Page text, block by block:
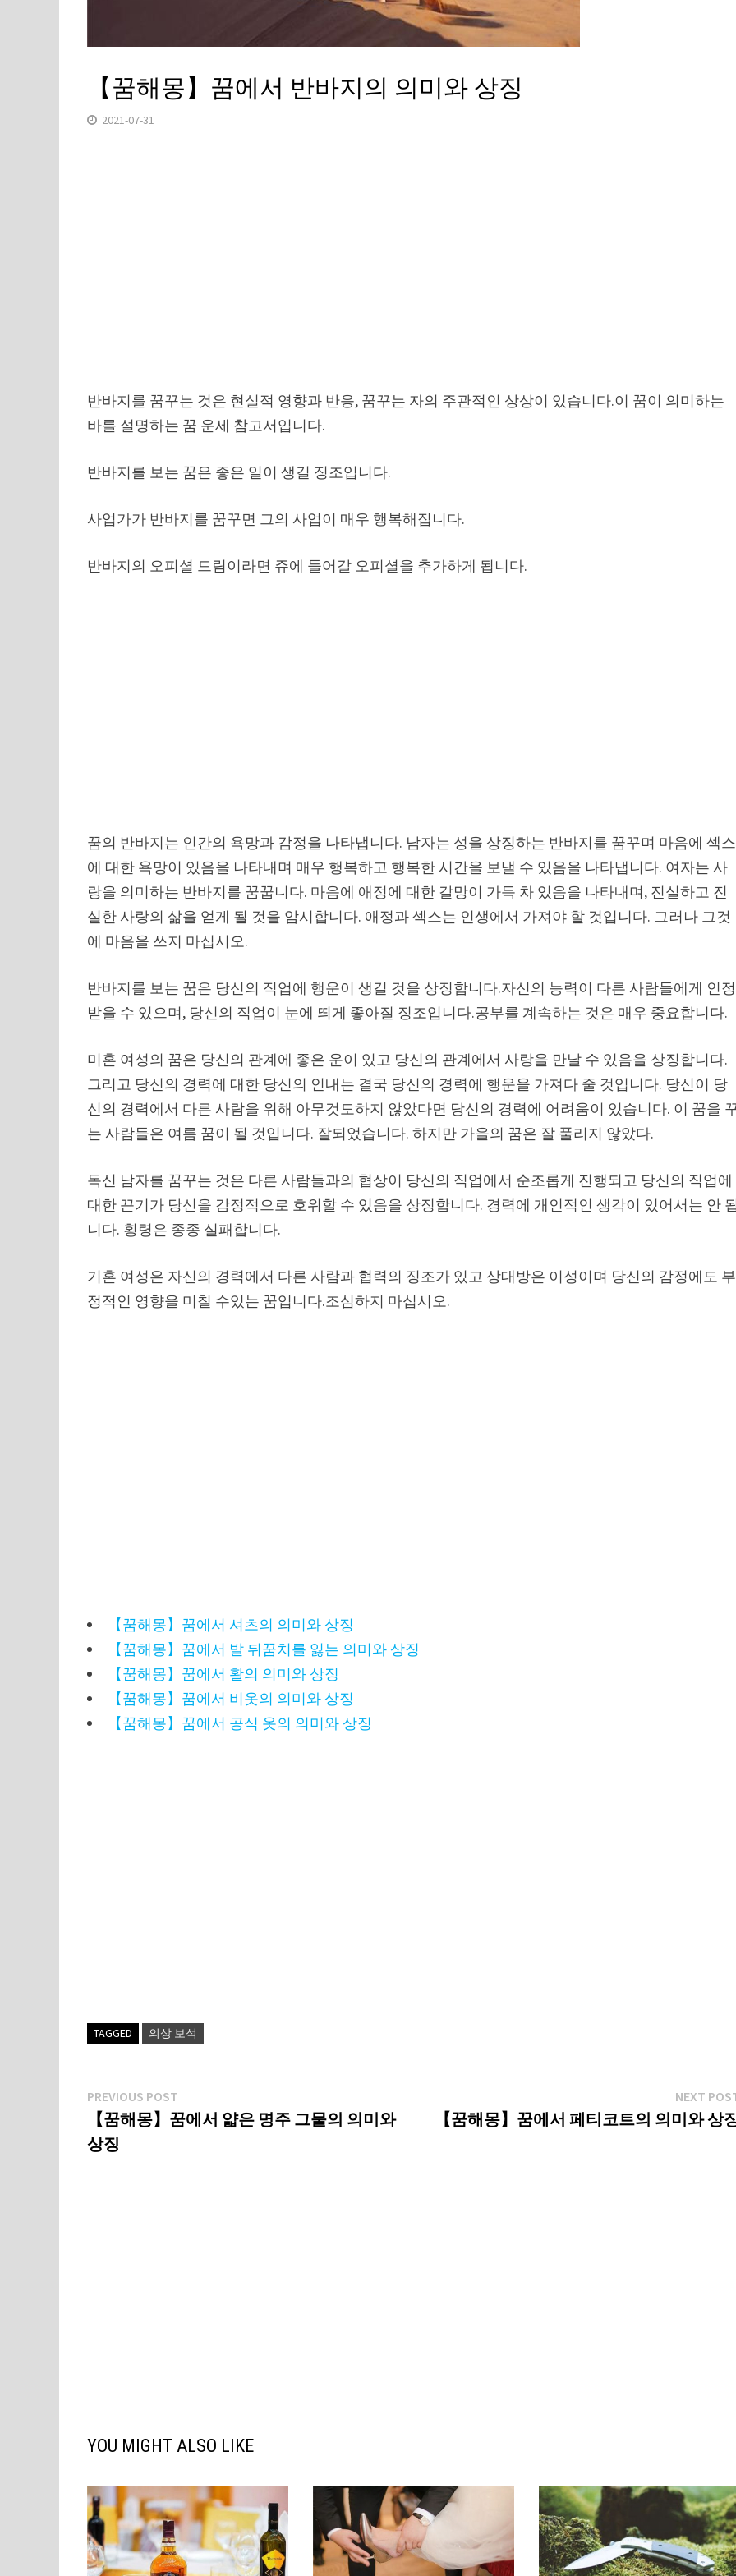
【꿈해몽】꿈에서 반바지의 의미와 상징
2021-07-31
반바지를 꿈꾸는 것은 현실적 영향과 반응, 꿈꾸는 자의 주관적인 상상이 있습니다.이 꿈이 의미하는
바를 설명하는 꿈 운세 참고서입니다.
반바지를 보는 꿈은 좋은 일이 생길 징조입니다.
사업가가 반바지를 꿈꾸면 그의 사업이 매우 행복해집니다.
반바지의 오피셜 드림이라면 쥬에 들어갈 오피셜을 추가하게 됩니다.
꿈의 반바지는 인간의 욕망과 감정을 나타냅니다. 남자는 성을 상징하는 반바지를 꿈꾸며 마음에 섹스
에 대한 욕망이 있음을 나타내며 매우 행복하고 행복한 시간을 보낼 수 있음을 나타냅니다. 여자는 사
랑을 의미하는 반바지를 꿈꿉니다. 마음에 애정에 대한 갈망이 가득 차 있음을 나타내며, 진실하고 진
실한 사랑의 삶을 얻게 될 것을 암시합니다. 애정과 섹스는 인생에서 가져야 할 것입니다. 그러나 그것
에 마음을 쓰지 마십시오.
반바지를 보는 꿈은 당신의 직업에 행운이 생길 것을 상징합니다.자신의 능력이 다른 사람들에게 인정
받을 수 있으며, 당신의 직업이 눈에 띄게 좋아질 징조입니다.공부를 계속하는 것은 매우 중요합니다.
미혼 여성의 꿈은 당신의 관계에 좋은 운이 있고 당신의 관계에서 사랑을 만날 수 있음을 상징합니다.
그리고 당신의 경력에 ​​대한 당신의 인내는 결국 당신의 경력에 ​​행운을 가져다 줄 것입니다. 당신이 당
신의 경력에서 다른 사람을 위해 아무것도하지 않았다면 당신의 경력에 ​​어려움이 있습니다. 이 꿈을
는 사람들은 여름 꿈이 될 것입니다. 잘되었습니다. 하지만 가을의 꿈은 잘 풀리지 않았다.
독신 남자를 꿈꾸는 것은 다른 사람들과의 협상이 당신의 직업에서 순조롭게 진행되고 당신의 직업에
대한 끈기가 당신을 감정적으로 호위할 수 있음을 상징합니다. 경력에 개인적인 생각이 있어서는 안
니다. 횡령은 종종 실패합니다.
기혼 여성은 자신의 경력에서 다른 사람과 협력의 징조가 있고 상대방은 이성이며 당신의 감정에도 부
정적인 영향을 미칠 수있는 꿈입니다.조심하지 마십시오.
【꿈해몽】꿈에서 셔츠의 의미와 상징
【꿈해몽】꿈에서 발 뒤꿈치를 잃는 의미와 상징
【꿈해몽】꿈에서 활의 의미와 상징
【꿈해몽】꿈에서 비옷의 의미와 상징
【꿈해몽】꿈에서 공식 옷의 의미와 상징
TAGGED 의상 보석
글
탐
색
PREVIOUS POST
post:
【꿈해몽】꿈에서 얇은 명주 그물의 의미와
상징
NEXT
【꿈해몽】꿈에서 페티코트의 의미와 상
YOU MIGHT ALSO LIKE